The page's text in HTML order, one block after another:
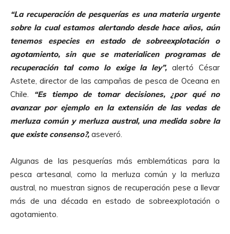
“La recuperación de pesquerías es una materia urgente
sobre la cual estamos alertando desde hace años, aún
tenemos especies en estado de sobreexplotación o
agotamiento, sin que se materialicen programas de
recuperación tal como lo exige la ley”, alertó César
Astete, director de las campañas de pesca de Oceana en
Chile. “Es tiempo de tomar decisiones, ¿por qué no
avanzar por ejemplo en la extensión de las vedas de
merluza común y merluza austral, una medida sobre la
que existe consenso?, aseveró.
Algunas de las pesquerías más emblemáticas para la
pesca artesanal, como la merluza común y la merluza
austral, no muestran signos de recuperación pese a llevar
más de una década en estado de sobreexplotación o
agotamiento.